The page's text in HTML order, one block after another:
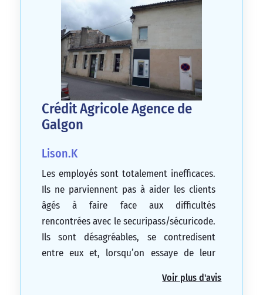
Crédit Agricole Agence de
Galgon
Lison.K
Les employés sont totalement inefficaces.
Ils ne parviennent pas à aider les clients
âgés à faire face aux difficultés
rencontrées avec le securipass/sécuricode.
Ils sont désagréables, se contredisent
entre eux et, lorsqu’on essaye de leur
ne plus répondre aux questions du client,
Voir plus d'avis